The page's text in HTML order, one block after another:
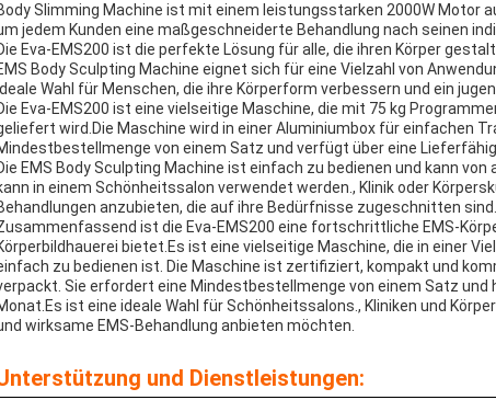
Slimming Machine ist mit einem leistungsstarken 2000W
jedem Kunden eine maßgeschneiderte Behandlung nach seinen
Eva-EMS200 ist die perfekte Lösung für alle, die ihren Körper
Body Sculpting Machine eignet sich für eine Vielzahl von
Wahl für Menschen, die ihre Körperform verbessern und ein
Eva-EMS200 ist eine vielseitige Maschine, die mit 75 kg
wird.Die Maschine wird in einer Aluminiumbox für einfachen
von einem Satz und verfügt über eine
EMS Body Sculpting Machine ist einfach zu bedienen und kann
in einem Schönheitssalon verwendet werden., Klinik oder
anzubieten, die auf ihre Bedürfnisse zugeschnitten sind.
ist die Eva-EMS200 eine fortschrittliche EMS-
bietet.Es ist eine vielseitige Maschine, die in einer
zu bedienen ist. Die Maschine ist zertifiziert, kompakt und
Sie erfordert eine Mindestbestellmenge von einem Satz und
ist eine ideale Wahl für Schönheitssalons., Kliniken und
wirksame EMS-Behandlung anbieten möchten.
und Dienstleistungen: